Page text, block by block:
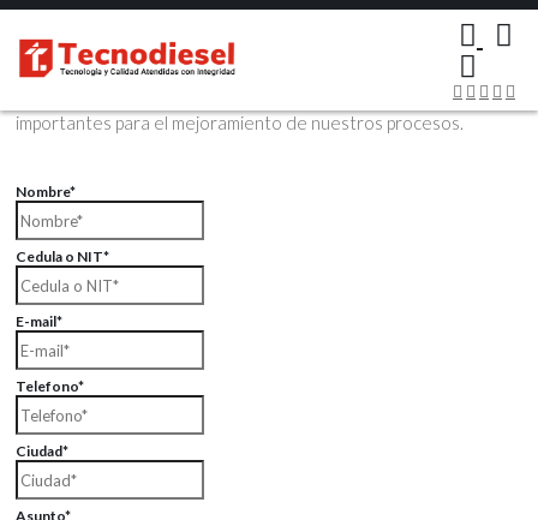
Contáctenos Vía Email
Envíenos sus datos con sus comentarios, sus opiniones son muy
importantes para el mejoramiento de nuestros procesos.
Nombre*
Cedula o NIT*
E-mail*
Telefono*
Ciudad*
Asunto*